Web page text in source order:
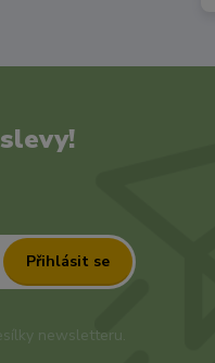
Přihlásit se
newsletteru.